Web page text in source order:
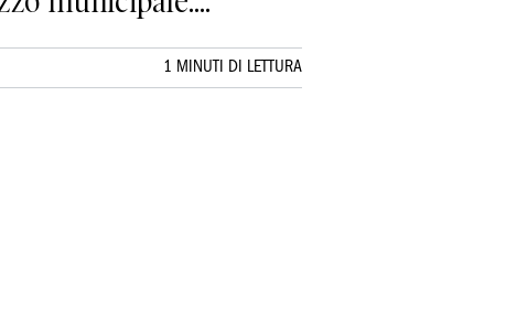
1 MINUTI DI LETTURA